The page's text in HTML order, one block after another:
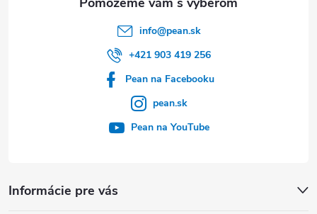
Informácie pre vás
info@pean.sk
+421 903 419 256
Pean na Facebooku
pean.sk
Pean na YouTube